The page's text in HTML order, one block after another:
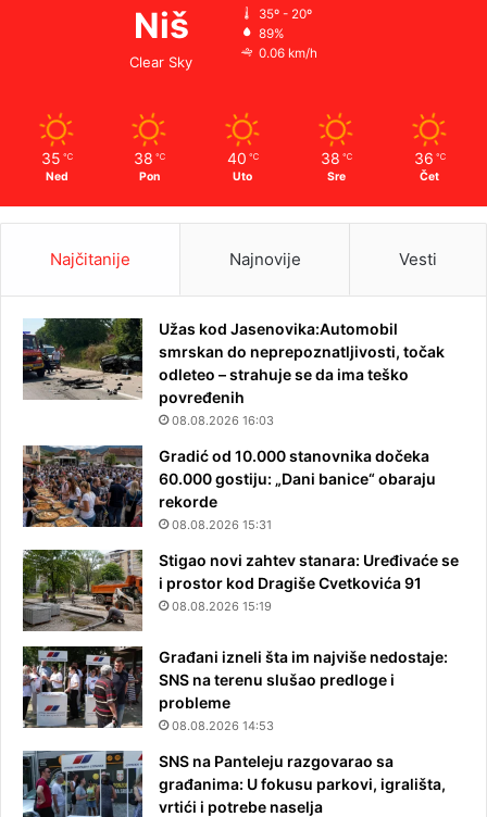
Niš
Clear Sky
35º - 20º
89%
0.06 km/h
35 ℃
Ned
38 ℃
Pon
40 ℃
Uto
38 ℃
Sre
36 ℃
Čet
Najčitanije Najnovije Vesti
Užas kod Jasenovika:Automobil
smrskan do neprepoznatljivosti, točak
odleteo – strahuje se da ima teško
povređenih
08.08.2026 16:03
Gradić od 10.000 stanovnika dočeka
60.000 gostiju: „Dani banice“ obaraju
rekorde
08.08.2026 15:31
Stigao novi zahtev stanara: Uređivaće se
i prostor kod Dragiše Cvetkovića 91
08.08.2026 15:19
Građani izneli šta im najviše nedostaje:
SNS na terenu slušao predloge i
probleme
08.08.2026 14:53
SNS na Panteleju razgovarao sa
građanima: U fokusu parkovi, igrališta,
vrtići i potrebe naselja